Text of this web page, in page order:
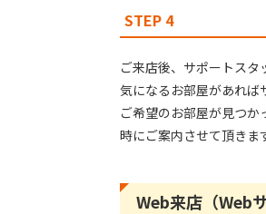
STEP 4
ご来店後、サポートスタ
気になるお部屋があれば
ご希望のお部屋が⾒つ
時にご案内させて頂きま
Web来店（Web